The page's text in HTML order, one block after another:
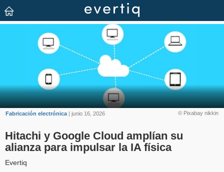
© Pixabay nikkin
Fabricación electrónica | junio 16, 2026
Hitachi y Google Cloud amplían su
alianza para impulsar la IA física
Evertiq